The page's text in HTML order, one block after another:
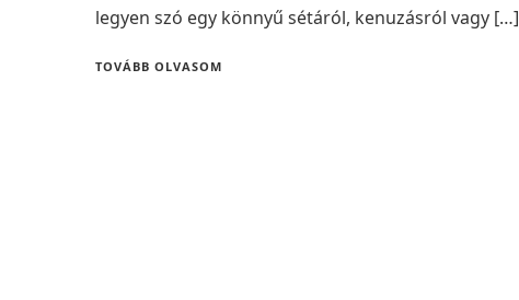
legyen szó egy könnyű sétáról, kenuzásról vagy […]
TOVÁBB OLVASOM